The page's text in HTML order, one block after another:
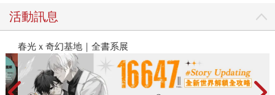
活動訊息
春光ｘ奇幻基地｜全書系展